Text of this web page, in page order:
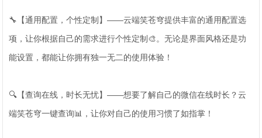
🔧【通用配置，个性定制】——云端笑苍穹提供丰富的通用配置选
项，让你根据自己的需求进行个性定制🎨。无论是界面风格还是功
能设置，都能让你拥有独一无二的使用体验！
🔍【查询在线，时长无忧】——想要了解自己的微信在线时长？云
端笑苍穹一键查询📊，让你对自己的使用习惯了如指掌！